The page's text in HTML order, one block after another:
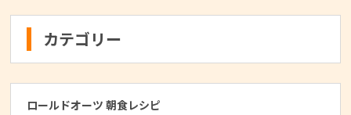
カテゴリー
ロールドオーツ 朝食レシピ